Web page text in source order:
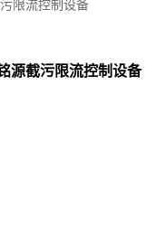
限流控制设备
源截污限流控制设备